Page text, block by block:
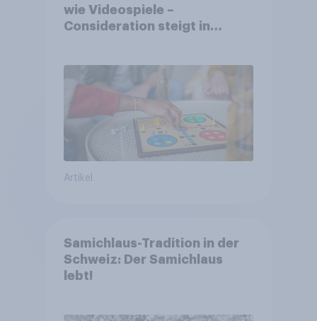
wie Videospiele –
Consideration steigt in
Artikel
Samichlaus-Tradition in der
Schweiz: Der Samichlaus
lebt!